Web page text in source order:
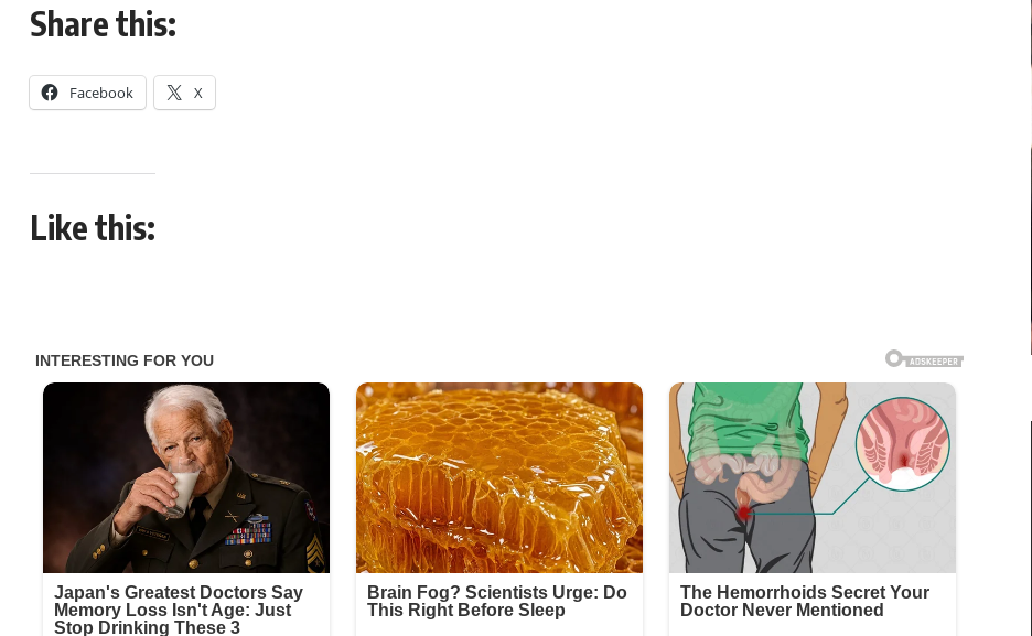
Share this:
Facebook X
Like this: